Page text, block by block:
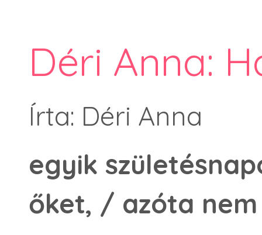
Déri Anna:
Írta: Déri Anna
egyik
őket, / azóta